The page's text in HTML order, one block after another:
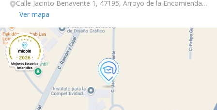
Calle Jacinto Benavente 1, 47195, Arroyo de la Encomienda,
Valladolid.
Ver mapa